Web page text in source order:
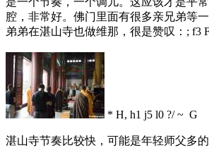
腔，非常好。佛门里面有很多亲兄弟等
弟弟在湛山寺也做维那，很是赞叹： ; f3
* H, h1 j5 l0 ?/ ~ G
湛山寺节奏比较快，可能是年轻师父多